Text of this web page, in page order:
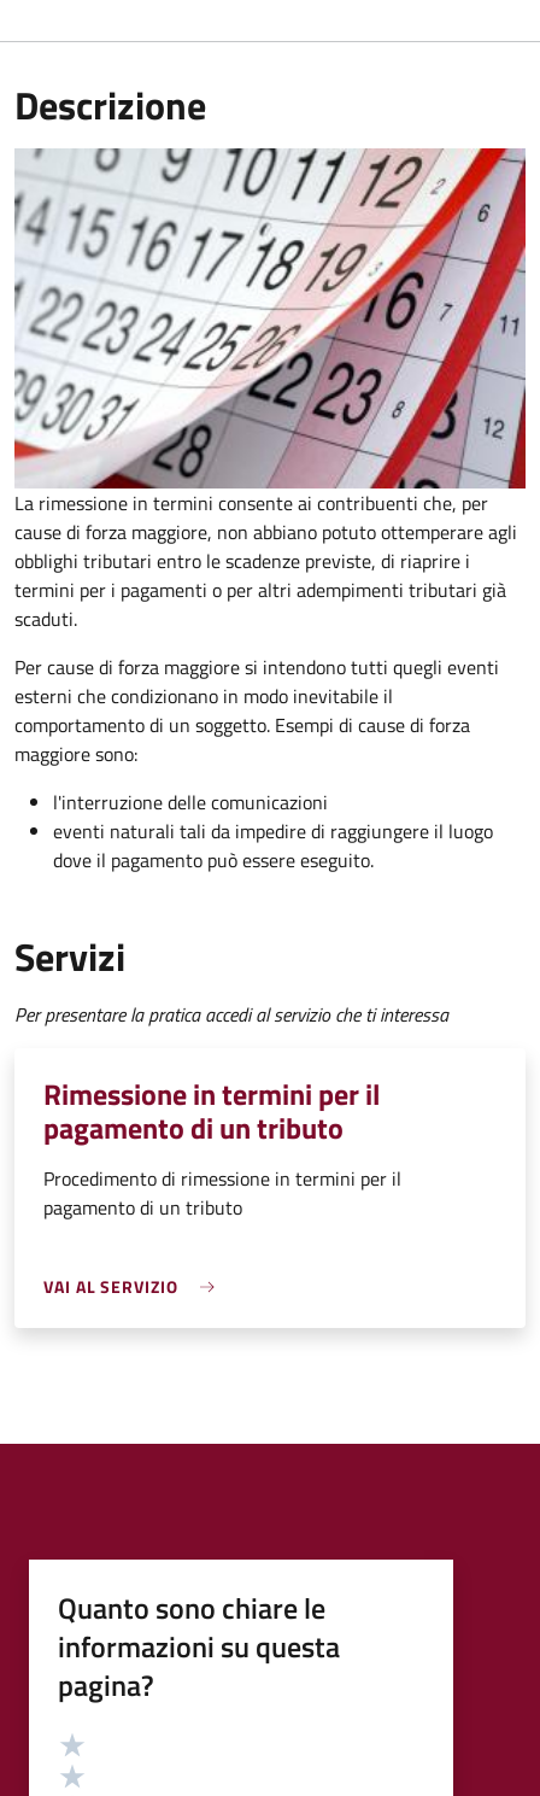
Descrizione
La rimessione in termini consente ai contribuenti che, per
cause di forza maggiore, non abbiano potuto ottemperare agli
obblighi tributari entro le scadenze previste, di riaprire i
termini per i pagamenti o per altri adempimenti tributari già
scaduti.
Per cause di forza maggiore si intendono tutti quegli eventi
esterni che condizionano in modo inevitabile il
comportamento di un soggetto. Esempi di cause di forza
maggiore sono:
l'interruzione delle comunicazioni
eventi naturali tali da impedire di raggiungere il luogo
dove il pagamento può essere eseguito.
Servizi
Per presentare la pratica accedi al servizio che ti interessa
Rimessione in termini per il
pagamento di un tributo
Procedimento di rimessione in termini per il
pagamento di un tributo
VAI AL SERVIZIO
Quanto sono chiare le
informazioni su questa
pagina?
Valutazione